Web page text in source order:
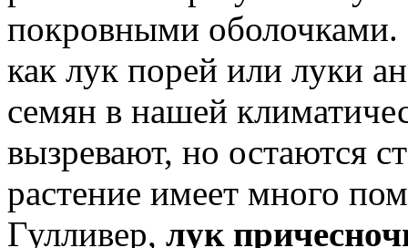
покровными оболочками.
как лук порей или луки
семян в нашей
вызревают, но остаются
растение имеет много
Гулливер, лук